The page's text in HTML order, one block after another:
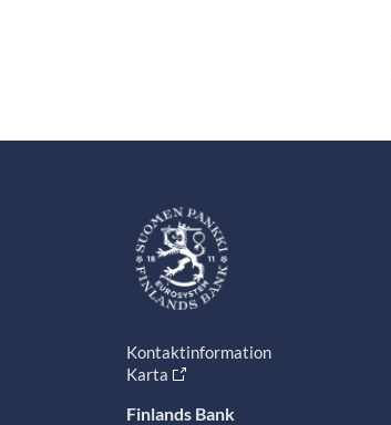
Kontaktinformation
Karta
Finlands Bank